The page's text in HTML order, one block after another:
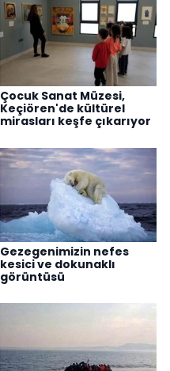
Çocuk Sanat Müzesi,
Keçiören'de kültürel
mirasları keşfe çıkarıyor
Gezegenimizin nefes
kesici ve dokunaklı
görüntüsü